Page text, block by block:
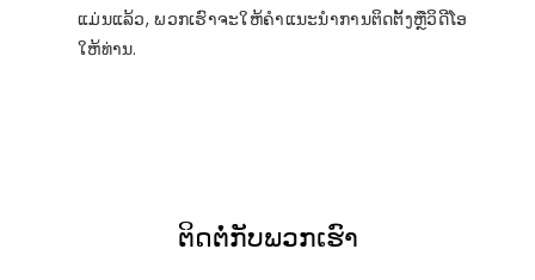
ແມ່ນແລ້ວ, ພວກເຮົາຈະໃຫ້ຄໍາແນະນໍາການຕິດຕັ້ງຫຼືວິດີໂອ
ໃຫ້ທ່ານ.
ຕິດຕໍ່ກັບພວກເຮົາ